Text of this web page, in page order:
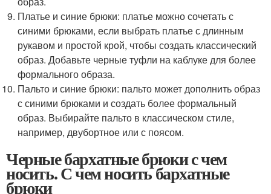
Платье и синие брюки: платье можно сочетать с
синими брюками, если выбрать платье с длинным
рукавом и простой крой, чтобы создать классический
образ. Добавьте черные туфли на каблуке для более
формального образа.
Пальто и синие брюки: пальто может дополнить образ
с синими брюками и создать более формальный
образ. Выбирайте пальто в классическом стиле,
например, двубортное или с поясом.
Черные бархатные брюки с чем
носить. С чем носить бархатные
брюки